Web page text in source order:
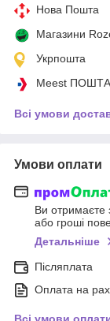
Нова Пошта
Магазини
Укрпошта
Meest ПОШТА
Всі умови
Умови оплати
Ви отримаєте
або гроші
Детальніше
Післяплата
Оплата на